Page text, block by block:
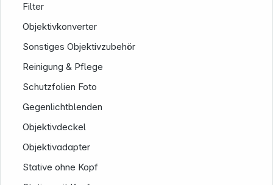
Filter
Objektivkonverter
Sonstiges Objektivzubehör
Reinigung & Pflege
Schutzfolien Foto
Gegenlichtblenden
Objektivdeckel
Objektivadapter
Stative ohne Kopf